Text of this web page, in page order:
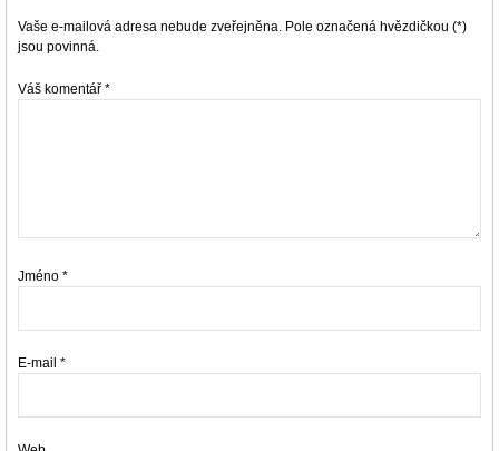
Vaše e-mailová adresa nebude zveřejněna. Pole označená hvězdičkou (*)
jsou povinná.
Váš komentář *
Jméno *
E-mail *